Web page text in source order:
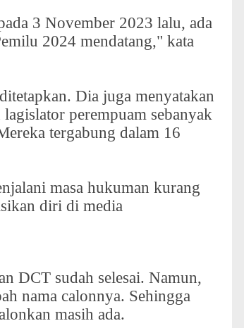
3 November 2023 lalu, ada
2024 mendatang," kata
Dia juga menyatakan
perempuam sebanyak
tergabung dalam 16
masa hukuman kurang
diri di media
DCT sudah selesai. Namun,
nama calonnya. Sehingga
masih ada.